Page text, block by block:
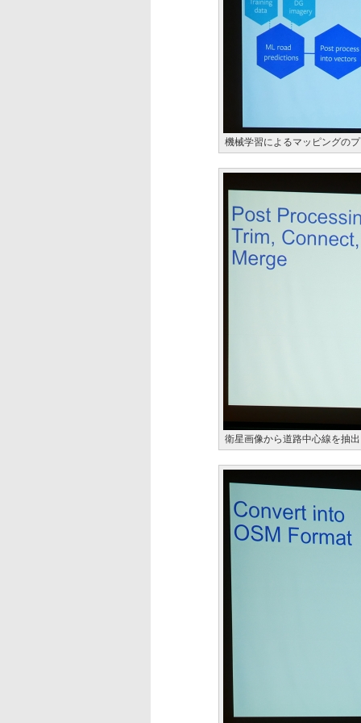
機械学習によるマッピングの
衛星画像から道路中心線を抽出